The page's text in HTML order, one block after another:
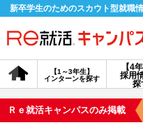
新卒学生のためのスカウト型就職
【4
採用
探
【1～3年生】
インターンを探す
会員登録
Ｒｅ就活キャンパスのみ掲載